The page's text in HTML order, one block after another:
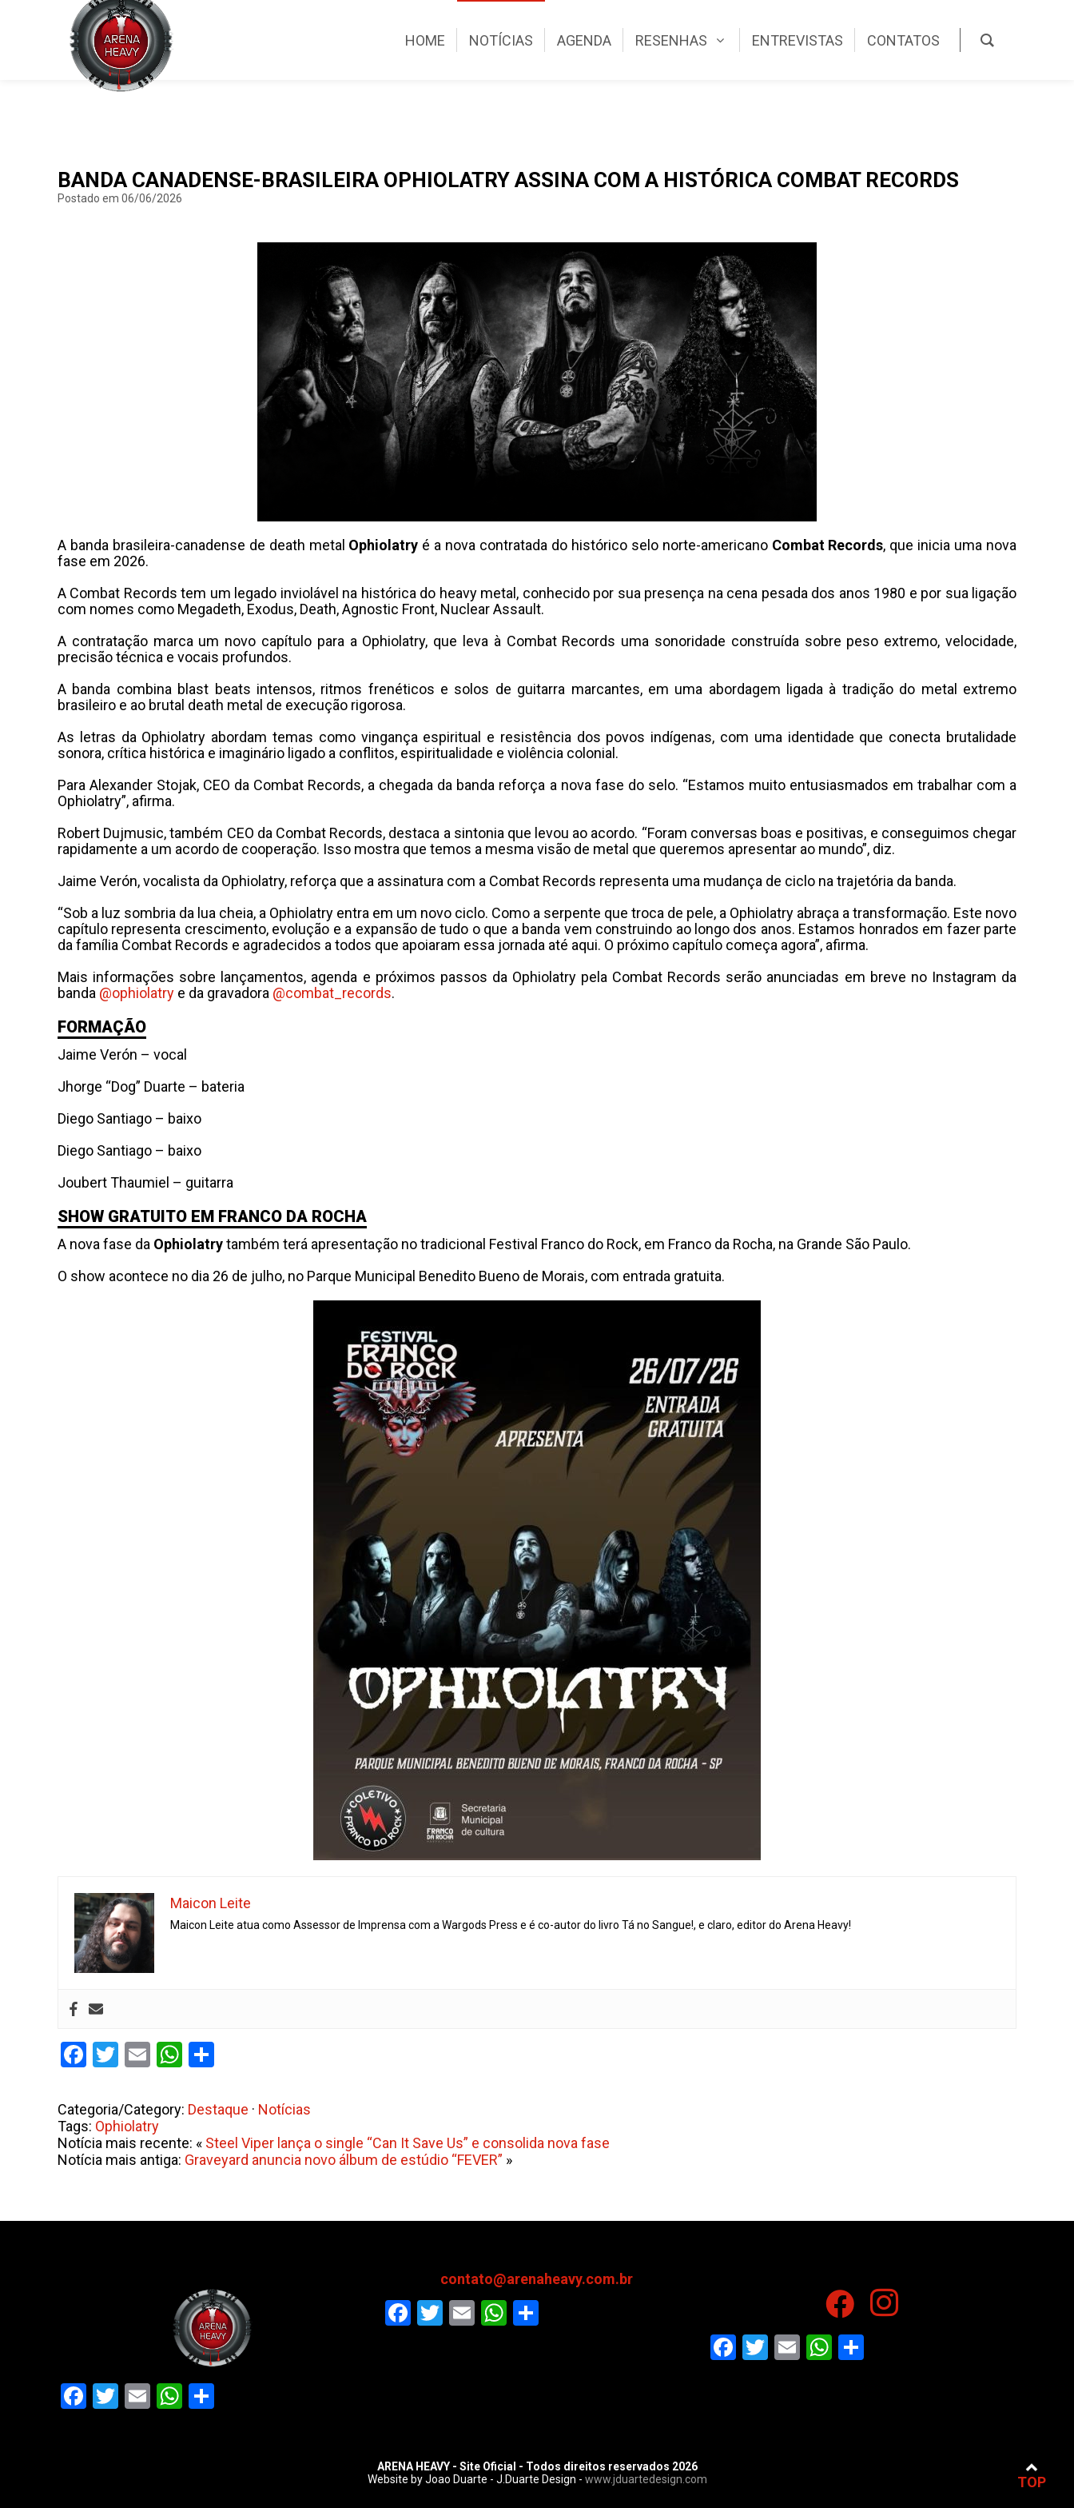
HOME NOTÍCIAS AGENDA RESENHAS ENTREVISTAS CONTATOS
BANDA CANADENSE-BRASILEIRA OPHIOLATRY ASSINA COM A HISTÓRICA COMBAT RECORDS
Postado em 06/06/2026
A banda brasileira-canadense de death metal Ophiolatry é a nova contratada do histórico selo norte-americano Combat Records, que inicia uma nova
fase em 2026.
A Combat Records tem um legado inviolável na histórica do heavy metal, conhecido por sua presença na cena pesada dos anos 1980 e por sua ligação
com nomes como Megadeth, Exodus, Death, Agnostic Front, Nuclear Assault.
A contratação marca um novo capítulo para a Ophiolatry, que leva à Combat Records uma sonoridade construída sobre peso extremo, velocidade,
precisão técnica e vocais profundos.
A banda combina blast beats intensos, ritmos frenéticos e solos de guitarra marcantes, em uma abordagem ligada à tradição do metal extremo
brasileiro e ao brutal death metal de execução rigorosa.
As letras da Ophiolatry abordam temas como vingança espiritual e resistência dos povos indígenas, com uma identidade que conecta brutalidade
sonora, crítica histórica e imaginário ligado a conflitos, espiritualidade e violência colonial.
Para Alexander Stojak, CEO da Combat Records, a chegada da banda reforça a nova fase do selo. “Estamos muito entusiasmados em trabalhar com a
Ophiolatry”, afirma.
Robert Dujmusic, também CEO da Combat Records, destaca a sintonia que levou ao acordo. “Foram conversas boas e positivas, e conseguimos chegar
rapidamente a um acordo de cooperação. Isso mostra que temos a mesma visão de metal que queremos apresentar ao mundo”, diz.
Jaime Verón, vocalista da Ophiolatry, reforça que a assinatura com a Combat Records representa uma mudança de ciclo na trajetória da banda.
“Sob a luz sombria da lua cheia, a Ophiolatry entra em um novo ciclo. Como a serpente que troca de pele, a Ophiolatry abraça a transformação. Este novo
capítulo representa crescimento, evolução e a expansão de tudo o que a banda vem construindo ao longo dos anos. Estamos honrados em fazer parte
da família Combat Records e agradecidos a todos que apoiaram essa jornada até aqui. O próximo capítulo começa agora”, afirma.
Mais informações sobre lançamentos, agenda e próximos passos da Ophiolatry pela Combat Records serão anunciadas em breve no Instagram da
banda @ophiolatry e da gravadora @combat_records.
FORMAÇÃO
Jaime Verón – vocal
Jhorge “Dog” Duarte – bateria
Diego Santiago – baixo
Diego Santiago – baixo
Joubert Thaumiel – guitarra
SHOW GRATUITO EM FRANCO DA ROCHA
A nova fase da Ophiolatrytambém terá apresentação no tradicional Festival Franco do Rock, em Franco da Rocha, na Grande São Paulo.
O show acontece no dia 26 de julho, no Parque Municipal Benedito Bueno de Morais, com entrada gratuita.
Maicon Leite
Maicon Leite atua como Assessor de Imprensa com a Wargods Press e é co-autor do livro Tá no Sangue!, e claro, editor do Arena Heavy!
Facebook
Twitter
EmailWhatsApp
Categoria/Category: Destaque · Notícias
Tags: Ophiolatry
Notícia mais recente: « Steel Viper lança o single “Can It Save Us” e consolida nova fase
Notícia mais antiga: Graveyard anuncia novo álbum de estúdio “FEVER” »
TOP
Facebook
Twitter
EmailWhatsApp
contato@arenaheavy.com.br
Facebook
Twitter
EmailWhatsApp
Facebook
Twitter
EmailWhatsApp
Share
ARENA HEAVY - Site Oficial - Todos direitos reservados 2026
Website by Joao Duarte - J.Duarte Design - www.jduartedesign.com